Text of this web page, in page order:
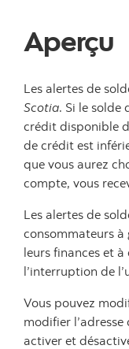
Aperçu
Les alertes de
Scotia. Si le solde
crédit disponible
de crédit est
que vous aurez
compte, vous
Les alertes de
consommateurs
leurs finances et
l’interruption de
Vous pouvez
modifier l’adresse
activer et